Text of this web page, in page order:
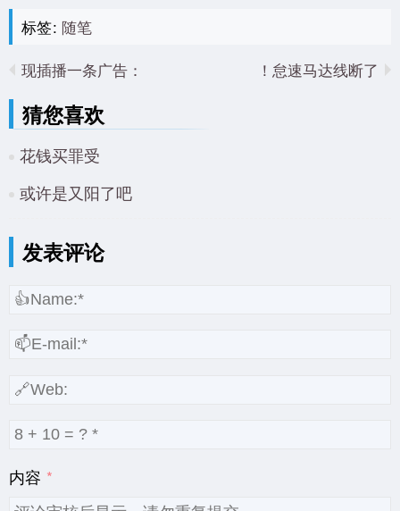
标签: 随笔
现插播一条广告：
怠速马达线断了！
猜您喜欢
花钱买罪受
或许是又阳了吧
发表评论
内容